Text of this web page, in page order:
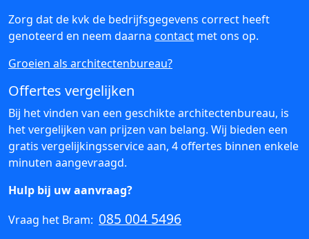
Zorg dat de kvk de bedrijfsgegevens correct heeft
genoteerd en neem daarna contact met ons op.
Groeien als architectenbureau?
Offertes vergelijken
Bij het vinden van een geschikte architectenbureau, is
het vergelijken van prijzen van belang. Wij bieden een
gratis vergelijkingsservice aan, 4 offertes binnen enkele
minuten aangevraagd.
Hulp bij uw aanvraag?
Vraag het Bram: 085 004 5496